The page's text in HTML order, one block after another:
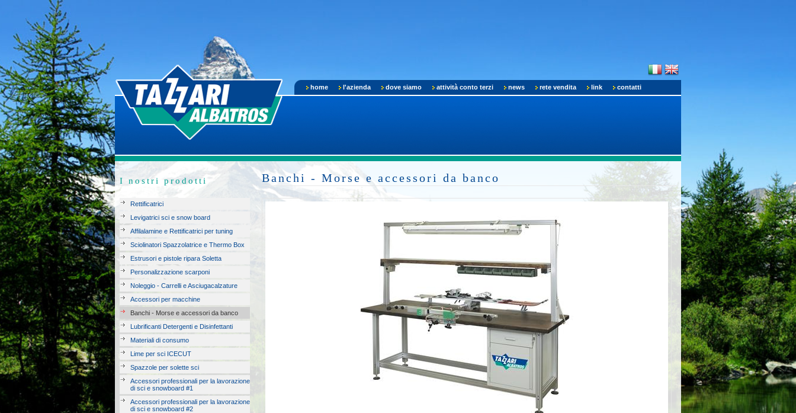
home l'azienda dove siamo attività conto terzi news rete vendita link contatti
I nostri prodotti
Rettificatrici
Levigatrici sci e snow board
Affilalamine e Rettificatrici per tuning
Sciolinatori Spazzolatrice e Thermo Box
Estrusori e pistole ripara Soletta
Personalizzazione scarponi
Noleggio - Carrelli e Asciugacalzature
Accessori per macchine
Banchi - Morse e accessori da banco
Lubrificanti Detergenti e Disinfettanti
Materiali di consumo
Lime per sci ICECUT
Spazzole per solette sci
Accessori professionali per la lavorazione
di sci e snowboard #1
Accessori professionali per la lavorazione
di sci e snowboard #2
Banchi - Morse e accessori da banco